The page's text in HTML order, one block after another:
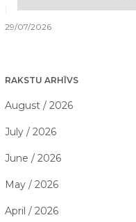
Kā saorganizēt perfektu
29/07/2026
RAKSTU ARHĪVS
August / 2026
July / 2026
June / 2026
May / 2026
April / 2026